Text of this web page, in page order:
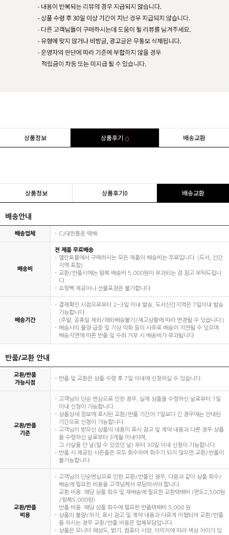
상품정보 상품후기 0 배송교환
상품정보 상품후기0 배송교환
배송안내
배송업체 CJ대한통운 택배
배송비
전 제품 무료배송
엘칸토몰에서 구매하시는 모든 제품의 배송비는 무료입니다. (도서, 산간
지역 포함)
교환/반품시에는 왕복 배송비 5,000원이 부과되는 점 참고 부탁드립니
다.
쇼핑백 제공이나 선물포장은 불가합니다.
배송기간
결제확인 시점으로부터 2~3일 이내 발송, 도서산간지역은 7일이내 발송
가능합니다.
(주말, 공휴일 제외/해외배송불가/재고상황에 따라 변경될 수 있습니다.)
배송사의 물량 급증 및 기상 악화 등의 사유로 배송이 지연될 수 있으며
배송지연에 따른 반품 및 수취 거부 시 배송비가 부과됩니다.
반품/교환 안내
교환/반품
가능시점
반품 및 교환은 상품 수령 후 7일 이내에 신청하실 수 있습니다.
교환/반품
기준
고객님의 단순 변심으로 인한 경우, 실제 상품을 수령하신 날로부터 7일
이내 신청이 가능합니다.
상품상세 정보에 표시된 교환/반품 기간이 7일보다 긴 경우에는 안내된
기간으로 신청이 가능합니다.
고객님이 받으신 상품의 내용이 표시 광고 및 계약 내용과 다른 경우 상품
을 수령하신 날로부터 3개월 이내이며,
그 사실을 안 날(알 수 있었던 날) 부터 30일 이내 신청이 가능합니다.
반품 시 제공된 사은품은 모두 회수하며 회수가 되지 않으면 교환/반품이
불가능합니다.
교환/반품
비용
고객님의 단순변심으로 인한 교환/반품인 경우, 다음과 같이 상품 회수/
배송에 필요한 비용을 고객님께서 부담하셔야 합니다.
교환 비용: 해당 상품 회수 및 재배송에 필요한 교환택배비 (편도2,500원
/왕복5,000원)
반품 비용: 해당 상품 회수에 필요한 반품택배비 5,000 원
상품의 불량/하자, 표시 광고 및 계약 내용과 다르게 이행되어 교환/반품
을 하시는 경우 교환/반품 비용은 업체부담입니다.
상품은 모니터 해상도, 밝기, 컴퓨터 사양, 이미지에 따라 색상 차이가 있